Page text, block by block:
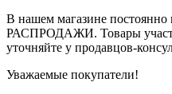
В нашем магазине
РАСПРОДАЖИ. Товары
уточняйте у продавцов-
Уважаемые покупатели!